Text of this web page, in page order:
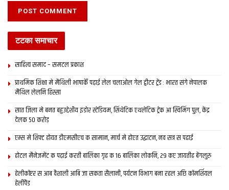
टटका समाचार
साहित्य समाद – समटल प्रकाश
प्राथमिक शि‍क्षा मे मैथि‍ली भाषाकेँ पढ़ाई लेल चलाओल गेल ट्वीटर ट्रेंड : भारत संगे नेपालक
मैथिल लेलनि हिस्सा
सात जिला मे बनत बहुउद्देशीय इंडोर स्‍टेडि‍यम, सिंथेटिक एथलेटिक ट्रेक आ स्विमिंग पुल, केंद्र
देलक 50 करोड़
एम्स मे शिफ्ट होयत डीएमसीएच क सामान, मार्च मे होएत उद्घाटन, नव सत्र स पढाई
होटल मैनेजमेंट क पढ़ाई करती बालिका गृह क 16 बालिका लोकनि, 29 कए जायतीह बेंगलुरु
हेलीकॉप्टर स आब वैशाली आबि जा सकता सैलानी, पर्यटन विभाग बना रहल अछि कॉमर्शियल
हेलीपैड